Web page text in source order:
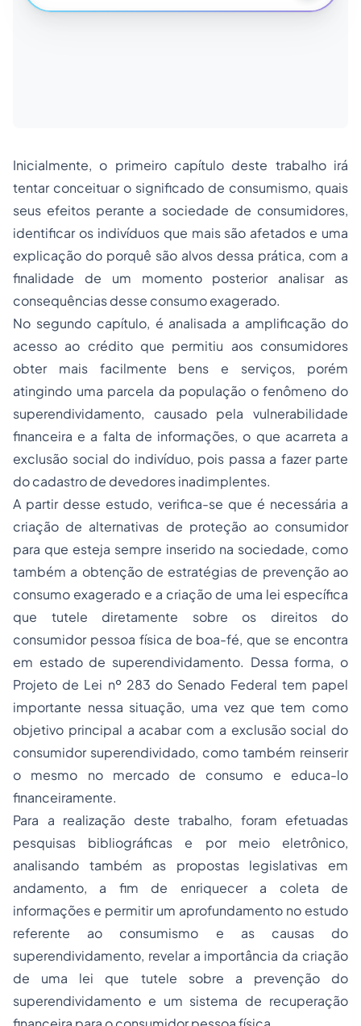
Inicialmente, o primeiro capítulo deste trabalho irá
tentar conceituar o significado de consumismo, quais
seus efeitos perante a sociedade de consumidores,
identificar os indivíduos que mais são afetados e uma
explicação do porquê são alvos dessa prática, com a
finalidade de um momento posterior analisar as
consequências desse consumo exagerado.
No segundo capítulo, é analisada a amplificação do
acesso ao crédito que permitiu aos consumidores
obter mais facilmente bens e serviços, porém
atingindo uma parcela da população o fenômeno do
superendividamento, causado pela vulnerabilidade
financeira e a falta de informações, o que acarreta a
exclusão social do indivíduo, pois passa a fazer parte
do cadastro de devedores inadimplentes.
A partir desse estudo, verifica-se que é necessária a
criação de alternativas de proteção ao consumidor
para que esteja sempre inserido na sociedade, como
também a obtenção de estratégias de prevenção ao
consumo exagerado e a criação de uma lei específica
que tutele diretamente sobre os direitos do
consumidor pessoa física de boa-fé, que se encontra
em estado de superendividamento. Dessa forma, o
Projeto de Lei nº 283 do Senado Federal tem papel
importante nessa situação, uma vez que tem como
objetivo principal a acabar com a exclusão social do
consumidor superendividado, como também reinserir
o mesmo no mercado de consumo e educa-lo
financeiramente.
Para a realização deste trabalho, foram efetuadas
pesquisas bibliográficas e por meio eletrônico,
analisando também as propostas legislativas em
andamento, a fim de enriquecer a coleta de
informações e permitir um aprofundamento no estudo
referente ao consumismo e as causas do
superendividamento, revelar a importância da criação
de uma lei que tutele sobre a prevenção do
superendividamento e um sistema de recuperação